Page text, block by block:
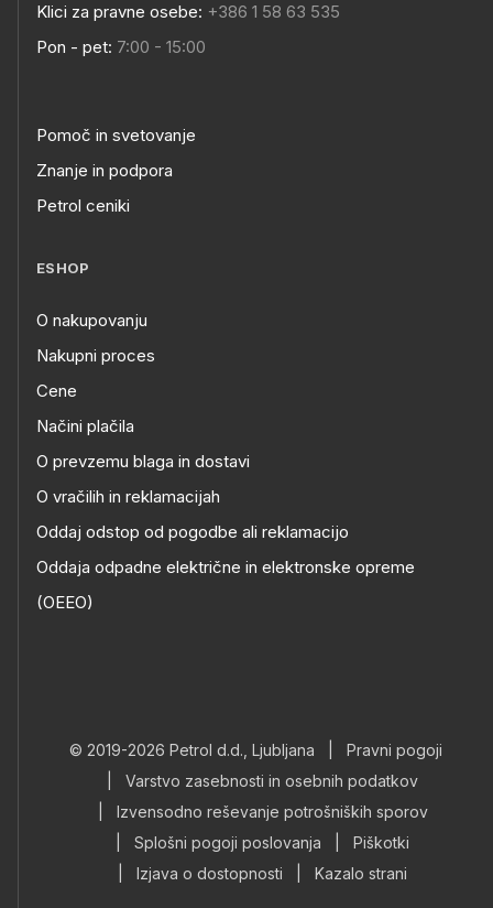
Klici za pravne osebe: +386 1 58 63 535
Pon - pet: 7:00 - 15:00
Pomoč in svetovanje
Znanje in podpora
Petrol ceniki
ESHOP
O nakupovanju
Nakupni proces
Cene
Načini plačila
O prevzemu blaga in dostavi
O vračilih in reklamacijah
Oddaj odstop od pogodbe ali reklamacijo
Oddaja odpadne električne in elektronske opreme
(OEEO)
© 2019-2026 Petrol d.d., Ljubljana
Pravni pogoji
Varstvo zasebnosti in osebnih podatkov
Izvensodno reševanje potrošniških sporov
Splošni pogoji poslovanja
Piškotki
Izjava o dostopnosti Kazalo strani